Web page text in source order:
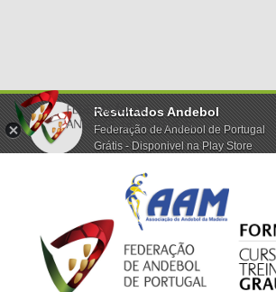
Resultados Andebol
Federação de Andebol de Portugal
Grátis - Disponivel na Play Store